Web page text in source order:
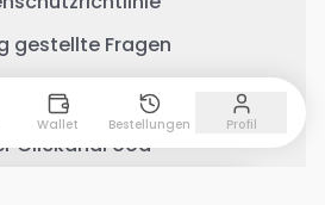
gestellte Fragen
Links
ClickandFood
Wallet Bestellungen Profil